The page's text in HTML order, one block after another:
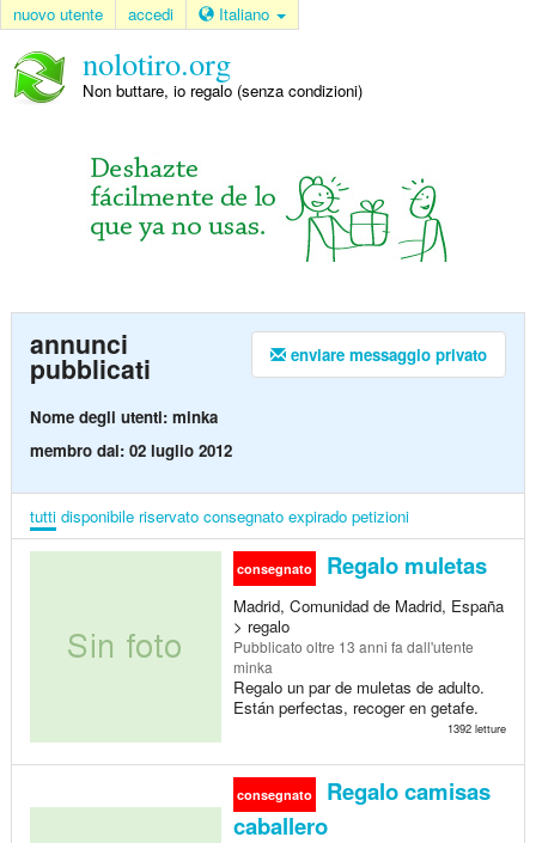
nuovo utente accedi Italiano
nolotiro.org
Non buttare, io regalo (senza condizioni)
enviare messaggio privato
annunci
pubblicati
Nome degli utenti: minka
membro dal: 02 luglio 2012
tutti disponibile riservato consegnato expirado petizioni
consegnato Regalo muletas
Madrid, Comunidad de Madrid, España
> regalo
Pubblicato oltre 13 anni fa dall'utente
minka
Regalo un par de muletas de adulto.
Están perfectas, recoger en getafe.
1392 letture
consegnato
Regalo camisas
caballero